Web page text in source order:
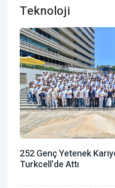
Teknoloji
252 Genç Yetenek
Turkcell’de Attı